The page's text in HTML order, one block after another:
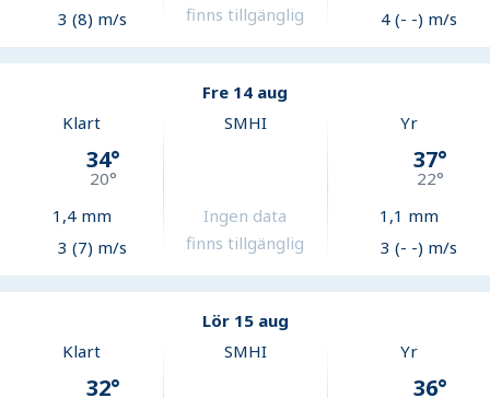
3 (8) m/s
finns tillgänglig
4 (- -) m/s
Fre 14 aug
Klart
34°
20°
1,4mm
3 (7) m/s
SMHI
Ingen data
finns tillgänglig
Yr
37°
22°
1,1 mm
3 (- -) m/s
Lör 15 aug
Klart
32°
SMHI Yr
36°